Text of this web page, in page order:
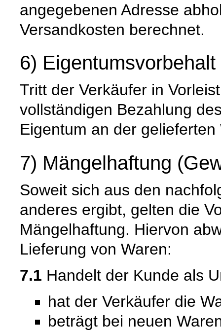
angegebenen Adresse
Versandkosten berechnet.
6) Eigentumsvorbehalt
Tritt der Verkäufer in
vollständigen Bezahlung
Eigentum an der gelieferten
7) Mängelhaftung
Soweit sich aus den
anderes ergibt, gelten die
Mängelhaftung. Hiervon
Lieferung von Waren:
7.1 Handelt der Kunde als
hat der Verkäufer die
beträgt bei neuen